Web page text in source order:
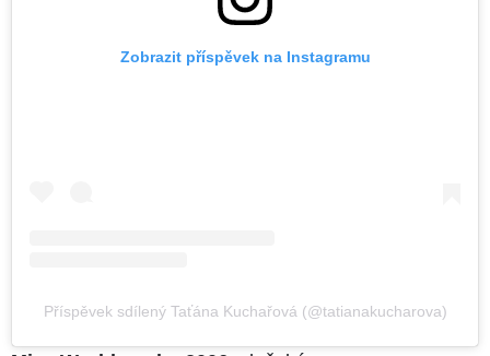
Zobrazit příspěvek na Instagramu
Příspěvek sdílený Taťána Kuchařová (@tatianakucharova)